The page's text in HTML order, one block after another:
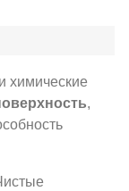
химические
,